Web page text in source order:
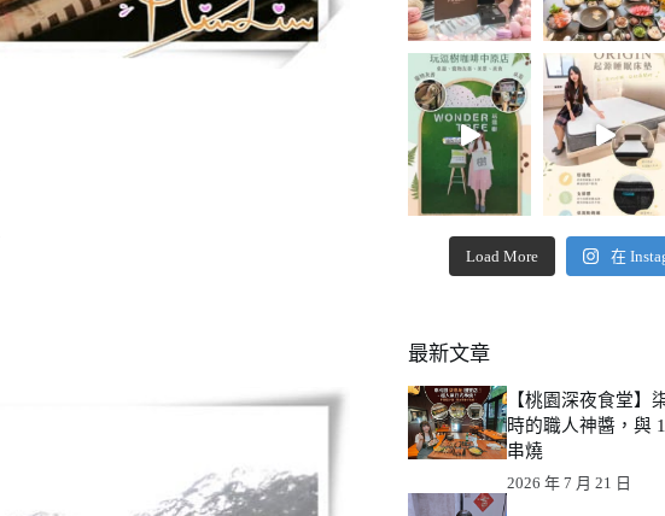
Load More 在
最新文章
【桃園深夜食堂】
時的職人神醬，與
串燒
2026 年 7 月 21 日